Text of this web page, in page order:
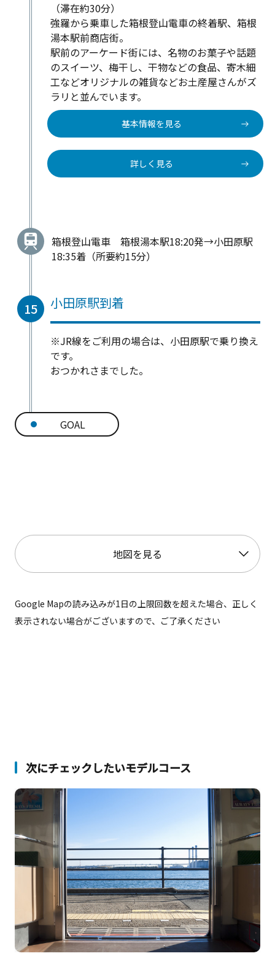
（滞在約30分）
強羅から乗車した箱根登山電車の終着駅、箱根
湯本駅前商店街。
駅前のアーケード街には、名物のお菓⼦や話題
のスイーツ、梅干し、干物などの食品、寄木細
工などオリジナルの雑貨などお⼟産屋さんがズ
ラリと並んでいます。
基本情報を見る
詳しく見る
箱根登山電車 箱根湯本駅18:20発→小田原駅
18:35着（所要約15分）
15 小田原駅到着
※JR線をご利用の場合は、小田原駅で乗り換え
です。
おつかれさまでした。
GOAL
地図を見る
Google Mapの読み込みが1日の上限回数を超えた場合、正しく
表示されない場合がございますので、ご了承ください
次にチェックしたいモデルコース